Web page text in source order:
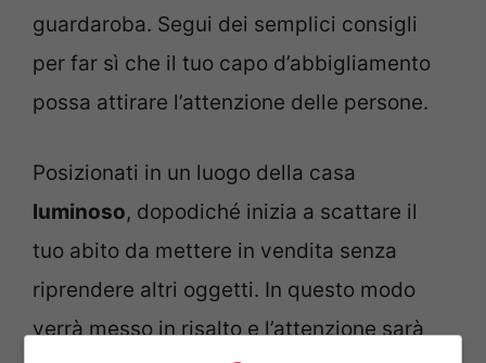
guardaroba. Segui dei semplici consigli
per far sì che il tuo capo d’abbigliamento
possa attirare l’attenzione delle persone.
Posizionati in un luogo della casa
luminoso, dopodiché inizia a scattare il
tuo abito da mettere in vendita senza
riprendere altri oggetti. In questo modo
verrà messo in risalto e l’attenzione sarà